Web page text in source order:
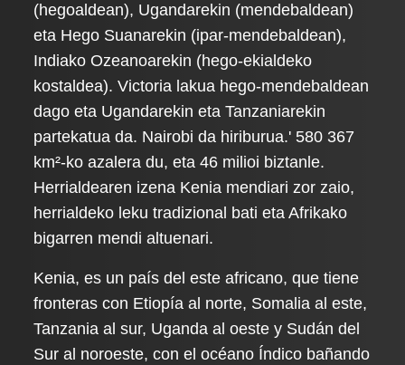
(hegoaldean), Ugandarekin (mendebaldean)
eta Hego Suanarekin (ipar-mendebaldean),
Indiako Ozeanoarekin (hego-ekialdeko
kostaldea). Victoria lakua hego-mendebaldean
dago eta Ugandarekin eta Tanzaniarekin
partekatua da. Nairobi da hiriburua.' 580 367
km²-ko azalera du, eta 46 milioi biztanle.
Herrialdearen izena Kenia mendiari zor zaio,
herrialdeko leku tradizional bati eta Afrikako
bigarren mendi altuenari.
Kenia, es un país del este africano, que tiene
fronteras con Etiopía al norte, Somalia al este,
Tanzania al sur, Uganda al oeste y Sudán del
Sur al noroeste, con el océano Índico bañando